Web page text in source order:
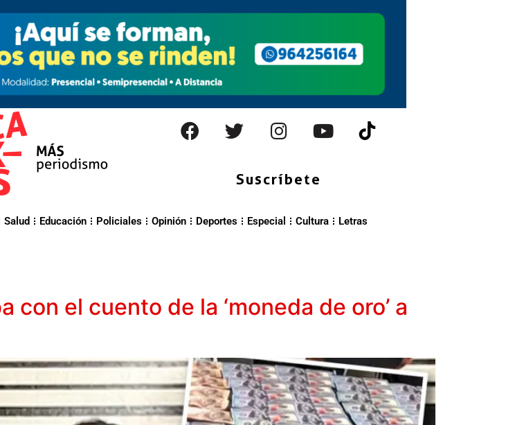
Suscríbete
Salud Educación Policiales Opinión Deportes Especial Cultura Letras
el cuento de la ‘moneda de oro’ a